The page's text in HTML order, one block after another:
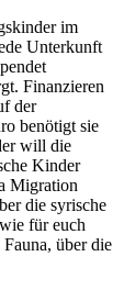
im
Unterkunft
Finanzieren
der
benötigt sie
will die
Kinder
Migration
die syrische
für euch
über die